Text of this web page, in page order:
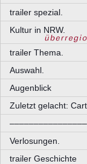
trailer spezial.
Kultur in NRW.
trailer Thema.
Auswahl.
Augenblick
Zuletzt gelacht:
Verlosungen.
trailer Geschichte